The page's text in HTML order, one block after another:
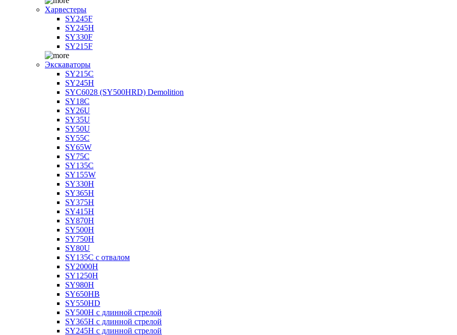
Харвестеры
SY245F
SY245H
SY330F
SY215F
Экскаваторы
SY215C
SY245H
SYC6028 (SY500HRD) Demolition
SY18C
SY26U
SY35U
SY50U
SY55C
SY65W
SY75C
SY135C
SY155W
SY330H
SY365H
SY375H
SY415H
SY870H
SY500H
SY750H
SY80U
SY135C с отвалом
SY2000H
SY1250H
SY980H
SY650HB
SY550HD
SY500H с длинной стрелой
SY365H с длинной стрелой
SY245H с длинной стрелой